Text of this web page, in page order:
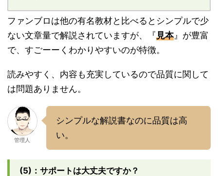
ファンブロは他の有名教材と比べるとシンプルで少
ない文章量で解説されていますが、『見本』が豊富
で、すごーーくわかりやすいのが特徴。
読みやすく、内容も充実しているので品質に関して
は問題ありません。
管理人
シンプルな解説書なのに品質は高
い。
(5)：サポートは大丈夫ですか？